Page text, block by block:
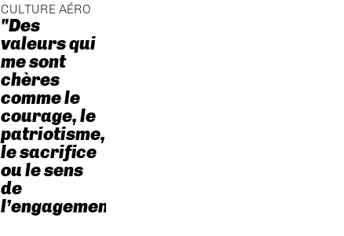
CULTURE AÉRO
"Des
valeurs qui
me sont
chères
comme le
courage, le
patriotisme,
le sacrifice
ou le sens
de
l’engagement."